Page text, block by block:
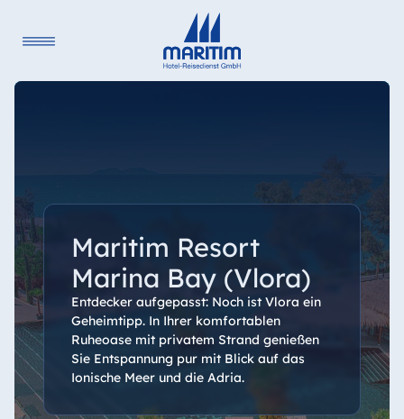
Maritim Resort
Marina Bay (Vlora)
Entdecker aufgepasst: Noch ist Vlora ein
Geheimtipp. In Ihrer komfortablen
Ruheoase mit privatem Strand genießen
Sie Entspannung pur mit Blick auf das
Ionische Meer und die Adria.